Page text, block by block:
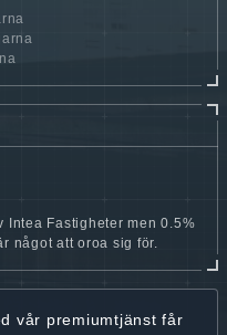
Intea Fastigheter men 0.5%
något att oroa sig för.
vår premiumtjänst får